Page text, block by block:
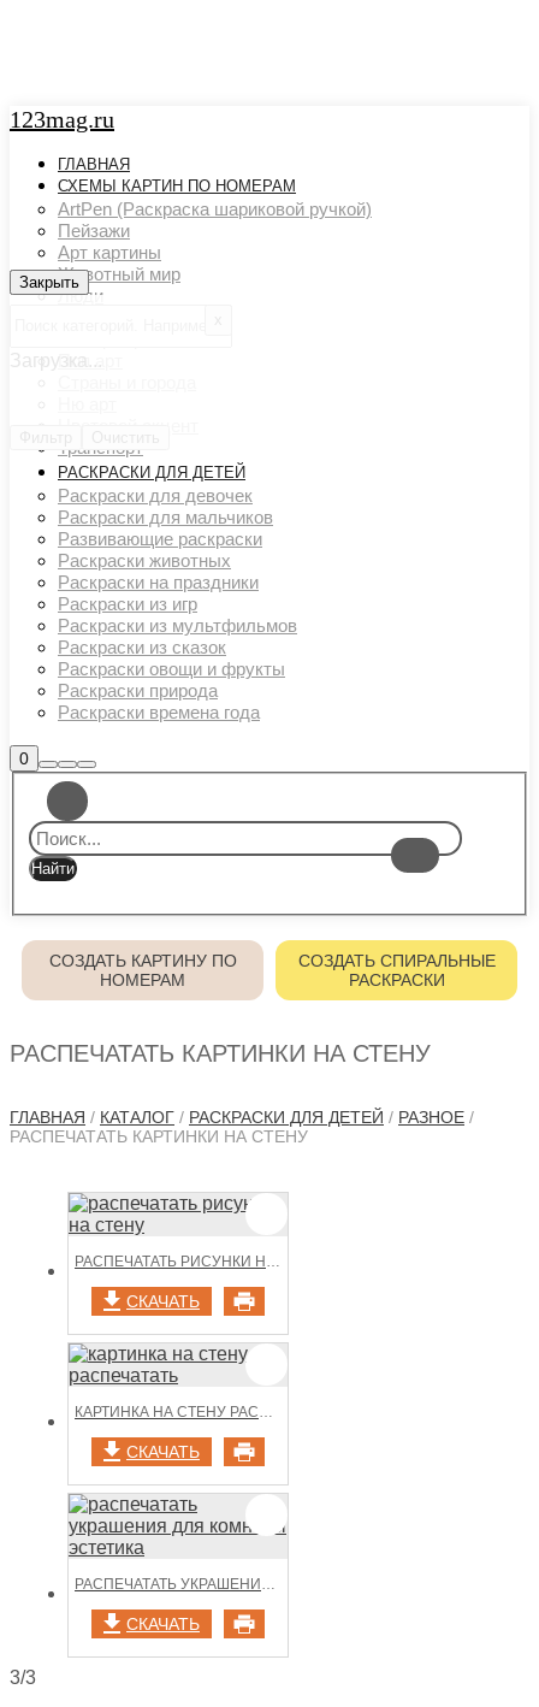
123mag.ru
ГЛАВНАЯ
СХЕМЫ КАРТИН ПО НОМЕРАМ
ArtPen (Раскраска шариковой ручкой)
Пейзажи
Арт картины
Животный мир
Люди
Поп арт
Транспорт
РАСКРАСКИ ДЛЯ ДЕТЕЙ
Раскраски для девочек
Раскраски для мальчиков
Развивающие раскраски
Раскраски животных
Раскраски на праздники
Раскраски из игр
Раскраски из мультфильмов
Раскраски из сказок
Раскраски овощи и фрукты
Раскраски природа
Раскраски времена года
0Боковая
панель
магазина
Найти
Больше
информации
Главное
меню
СОЗДАТЬ КАРТИНУ ПО
НОМЕРАМ
СОЗДАТЬ СПИРАЛЬНЫЕ
РАСКРАСКИ
РАСПЕЧАТАТЬ КАРТИНКИ НА СТЕНУ
ГЛАВНАЯ / КАТАЛОГ / РАСКРАСКИ ДЛЯ ДЕТЕЙ / РАЗНОЕ /
РАСПЕЧАТАТЬ КАРТИНКИ НА СТЕНУ
РАСПЕЧАТАТЬ РИСУНКИ НА СТЕНУ
СКАЧАТЬ
КАРТИНКА НА СТЕНУ РАСПЕЧАТАТЬ
СКАЧАТЬ
РАСПЕЧАТАТЬ УКРАШЕНИЯ ДЛЯ КОМНАТЫ ЭСТЕТИКА
СКАЧАТЬ
3/3
Закрыть
Закрыть
Загрузка...